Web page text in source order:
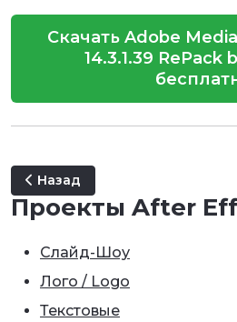
Скачать Adobe
14.3.1.39 RePack
Предыдущий: Adobe Media
Назад
Проекты After
Слайд-Шоу
Лого / Logo
Текстовые